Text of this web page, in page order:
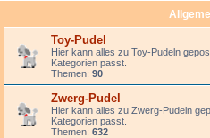
Toy-Pudel
Hier kann alles zu Toy-Pudeln
Kategorien passt.
Themen: 90
Zwerg-Pudel
Hier kann alles zu Zwerg-Pudeln
Kategorien passt.
Themen: 632